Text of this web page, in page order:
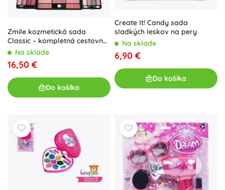
Zmile kozmetická sada
Classic – kompletná cestovná
paletka
Na sklade
16,50 €
Do košíka
Create It! Candy sada
sladkých leskov na pery
Na sklade
6,90 €
Do košíka